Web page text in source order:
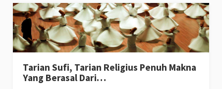
Tarian Sufi, Tarian Religius Penuh Makna
Yang Berasal Dari…